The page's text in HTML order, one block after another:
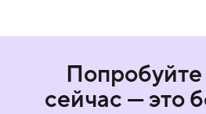
сейчас — это